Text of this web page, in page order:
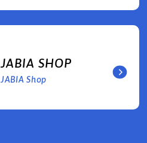
JABIA SHOP
JABIA Shop